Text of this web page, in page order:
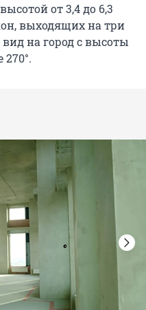
от 3,4 до 6,3
выходящих на три
на город с высоты